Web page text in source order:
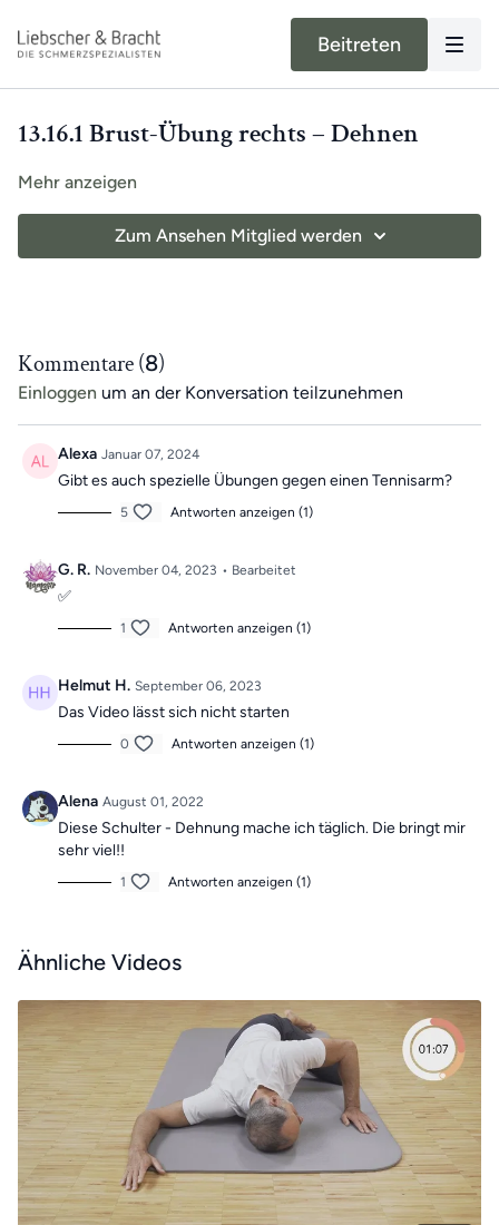
Beitreten
13.16.1 Brust-Übung rechts – Dehnen
Mehr anzeigen
Zum Ansehen Mitglied werden
Kommentare (8)
Einloggen um an der Konversation teilzunehmen
Alexa Januar 07, 2024
Gibt es auch spezielle Übungen gegen einen Tennisarm?
5 Antworten anzeigen (1)
G. R. November 04, 2023 • Bearbeitet
✅️
1 Antworten anzeigen (1)
Helmut H. September 06, 2023
Das Video lässt sich nicht starten
0 Antworten anzeigen (1)
Alena August 01, 2022
Diese Schulter - Dehnung mache ich täglich. Die bringt mir
sehr viel!!
1 Antworten anzeigen (1)
Ähnliche Videos